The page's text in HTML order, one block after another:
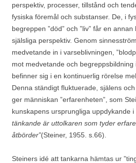
perspektiv, processer, tillstånd och
fysiska föremål och substanser. De, i
begreppen ”död” och ”liv” får en
själsliga perspektiv. Genom
medvetande in i varseblivningen,
mot medvetande och begreppsbildning
befinner sig i en kontinuerlig rörelse
Denna ständigt fluktuerade, själens
ger människan ”erfarenheten”, som
kunskapens ursprungliga uppdykande i
tänkande är uttolkaren som tyder
åtbörder”(Steiner, 1955. s.66).
Steiners idé att tankarna hämtas ur